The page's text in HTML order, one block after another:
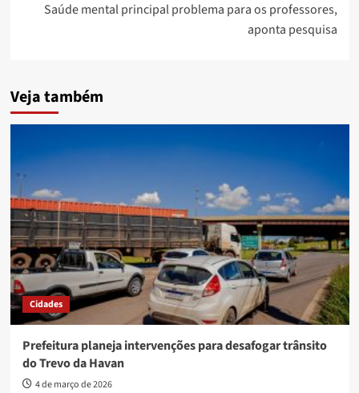
Saúde mental principal problema para os professores,
aponta pesquisa
Veja também
Cidades
Prefeitura planeja intervenções para desafogar trânsito
do Trevo da Havan
4 de março de 2026